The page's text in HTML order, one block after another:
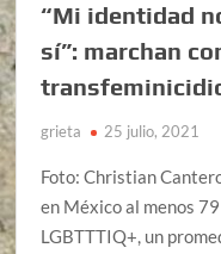
“Mi identidad
sí”: marchan
grieta 25 julio, 2021
Foto: Christian
en México al menos
LGBTTTIQ+, un